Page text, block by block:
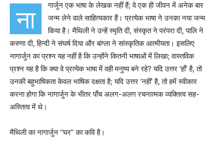
ना
गार्जुन एक भाषा के लेखक नहीं हैं; वे एक ही जीवन में अनेक बार
जन्म लेने वाले साहित्यकार हैं। प्रत्येक भाषा ने उनका नया जन्म
किया है। मैथिली ने उन्हें स्मृति दी, संस्कृत ने परंपरा दी, पालि ने
करुणा दी, हिन्दी ने संघर्ष दिया और बांग्ला ने सांस्कृतिक आत्मीयता। इसलिए
नागार्जुन का प्रश्न यह नहीं है कि उन्होंने कितनी भाषाओं में लिखा; वास्तविक
प्रश्न यह है कि क्या वे प्रत्येक भाषा में वही मनुष्य बने रहे? यदि उत्तर ‘हाँ’ है, तो
उनकी बहुभाषिकता केवल भाषिक दक्षता है; यदि उत्तर ‘नहीं’ है, तो हमें स्वीकार
करना होगा कि नागार्जुन के भीतर पाँच अलग-अलग रचनात्मक व्यक्तित्व सह-
अस्तित्व में थे।
मैथिली का नागार्जुन “घर” का कवि है।